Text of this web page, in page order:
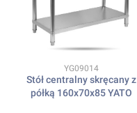
Kod produktu
YG09014
Stół centralny skręcany z
półką 160x70x85 YATO